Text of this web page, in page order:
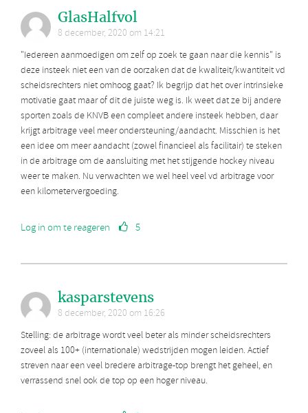
GlasHalfvol
8 december, 2020 om 14:21
"Iedereen aanmoedigen om zelf op zoek te gaan naar die kennis" is
deze insteek niet een van de oorzaken dat de kwaliteit/kwantiteit vd
scheidsrechters niet omhoog gaat? Ik begrijp dat het over intrinsieke
motivatie gaat maar of dit de juiste weg is. Ik weet dat ze bij andere
sporten zoals de KNVB een compleet andere insteek hebben, daar
krijgt arbitrage veel meer ondersteuning/aandacht. Misschien is het
een idee om meer aandacht (zowel financieel als facilitair) te steken
in de arbitrage om de aansluiting met het stijgende hockey niveau
weer te maken. Nu verwachten we wel heel veel vd arbitrage voor
een kilometervergoeding.
Log in om te reageren 5
kasparstevens
8 december, 2020 om 16:26
Stelling: de arbitrage wordt veel beter als minder scheidsrechters
zoveel als 100+ (internationale) wedstrijden mogen leiden. Actief
streven naar een veel bredere arbitrage-top brengt het geheel, en
verrassend snel ook de top op een hoger niveau.